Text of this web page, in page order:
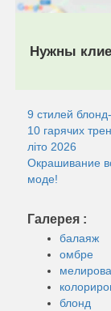
Нужны
9 стилей
10 гарячих
літо 2026
Окрашивание
моде!
Галерея :
балаяж
омбре
блонд